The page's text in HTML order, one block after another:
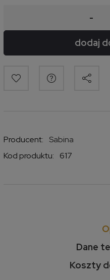
-
dodaj
Producent:
Sabina
Kod produktu:
617
Dane
Koszty
Cena nie zawiera